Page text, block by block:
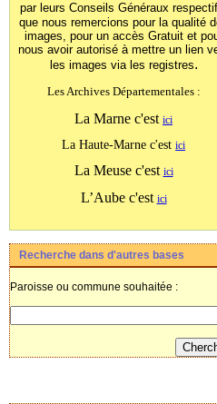
par leurs Conseils Généraux
que nous remercions pour la qualité
images, pour un accès Gratuit et
nous avoir autorisé à mettre un lien
les images via les registres.
Les Archives Départementales :
La Marne c'est ici
La Haute-Marne c'est ici
La Meuse c'est ici
L’Aube c'est ici
Recherche dans d'autres bases
Paroisse ou commune souhaitée :